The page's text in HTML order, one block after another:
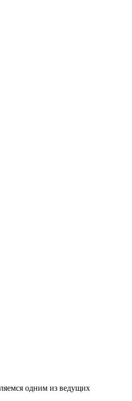
одним из ведущих